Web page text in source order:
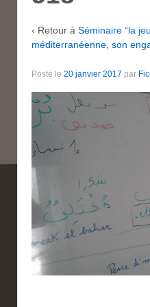
‹ Retour à Séminaire “la
méditerranéenne, son
Posté le 20 janvier 2017 par